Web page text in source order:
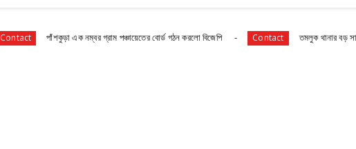
পাঁশকুড়া এক নম্বর গ্রাম পঞ্চায়েতের বোর্ড গঠন করলো বিজেপি Contact তমলুক থানার বড় সাফল্য চুরি হওয়া